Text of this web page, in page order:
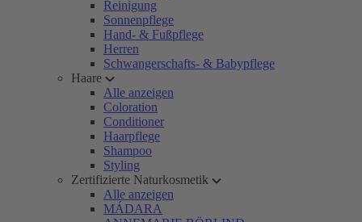
Reinigung
Sonnenpflege
Hand- & Fußpflege
Herren
Schwangerschafts- & Babypflege
Haare
Alle anzeigen
Coloration
Conditioner
Haarpflege
Shampoo
Styling
Zertifizierte Naturkosmetik
Alle anzeigen
MÁDARA